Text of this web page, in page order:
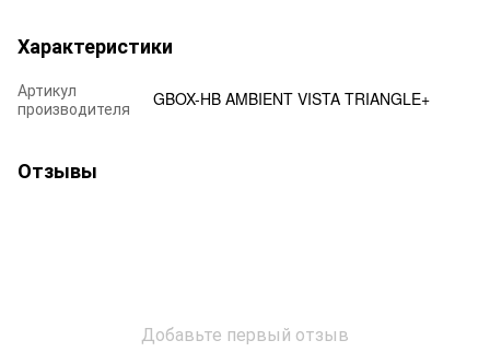
Характеристики
Артикул
производителя
GBOX-HB AMBIENT VISTA TRIANGLE+
Отзывы
Добавьте первый отзыв